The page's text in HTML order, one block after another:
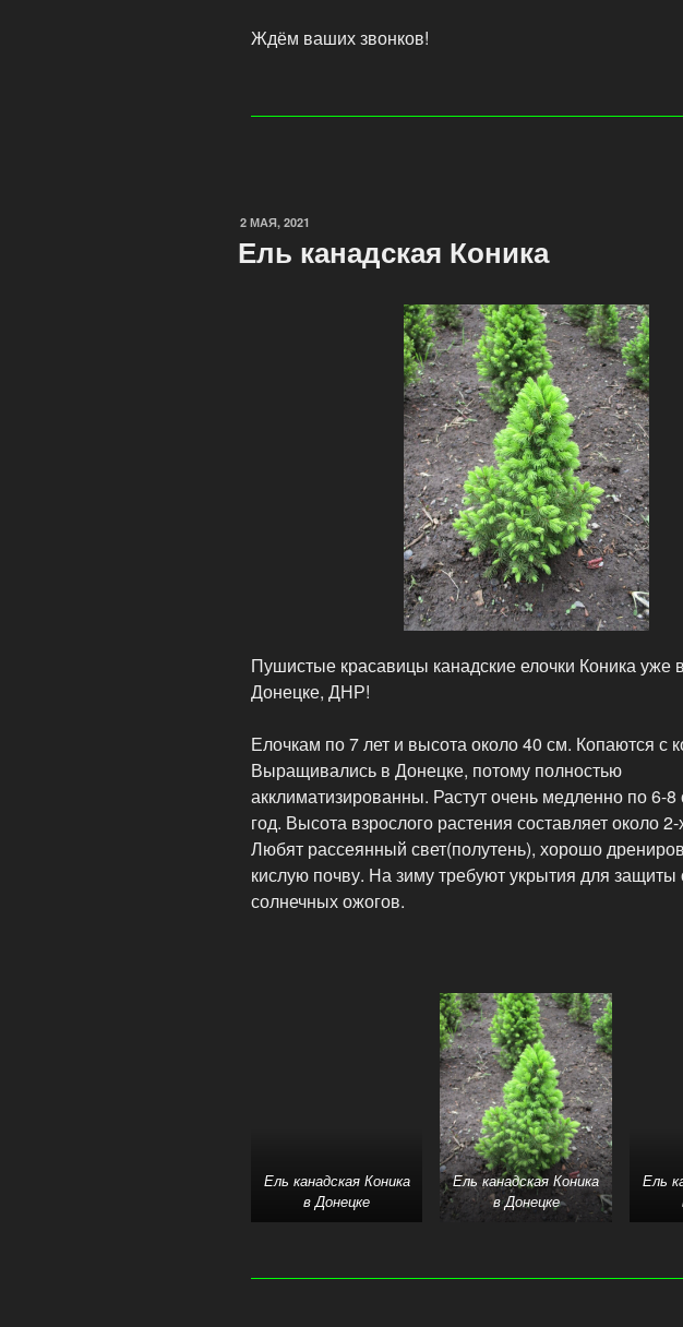
Ждём ваших звонков!
2 МАЯ, 2021
Ель канадская Коника​
Пушистые красавицы канадские елочки Коника уже
Донецке, ДНР!
Елочкам по 7 лет и высота около 40 см. Копаются с
Выращивались в Донецке, потому полностью
акклиматизированны. Растут очень медленно по 6-8
год. Высота взрослого растения составляет около
Любят рассеянный свет(полутень), хорошо
кислую почву. На зиму требуют укрытия для защиты
солнечных ожогов.
Ель канадская Коника
в Донецке
Ель канадская Коника
в Донецке
Ель